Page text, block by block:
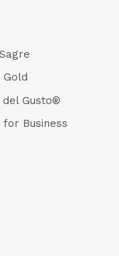
Gusto®
Business